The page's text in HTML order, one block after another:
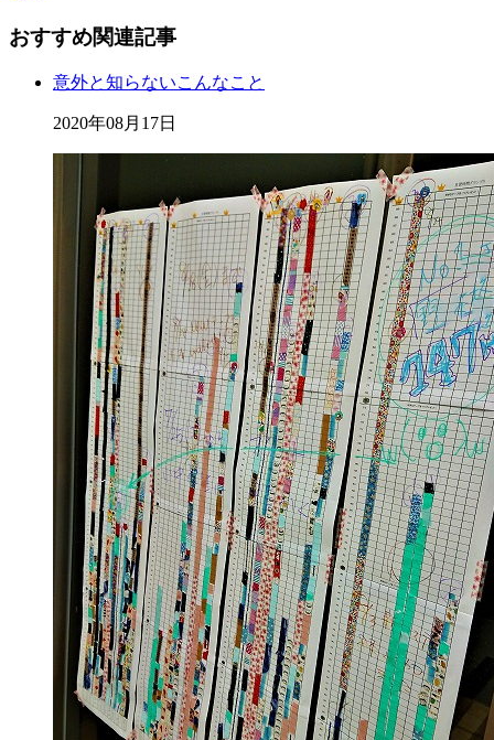
おすすめ関連記事
意外と知らないこんなこと
2020年08月17日